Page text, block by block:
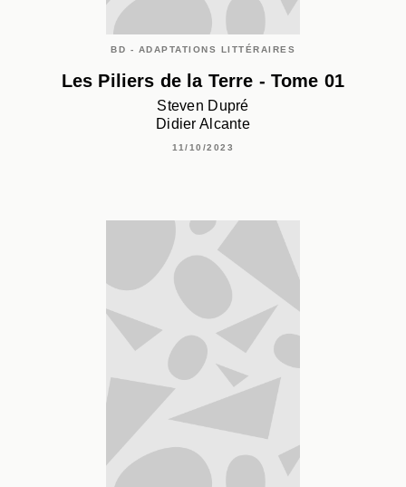
BD - ADAPTATIONS LITTÉRAIRES
Les Piliers de la Terre - Tome 01
Steven Dupré
Didier Alcante
11/10/2023